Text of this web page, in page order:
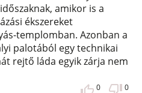
amikor is a
ékszereket
templomban. Azonban a
palotából egy technikai
rejtő láda egyik zárja nem
0 0